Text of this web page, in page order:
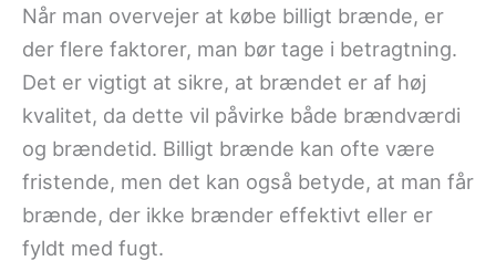
Når man overvejer at købe billigt brænde, er
der flere faktorer, man bør tage i betragtning.
Det er vigtigt at sikre, at brændet er af høj
kvalitet, da dette vil påvirke både brændværdi
og brændetid. Billigt brænde kan ofte være
fristende, men det kan også betyde, at man får
brænde, der ikke brænder effektivt eller er
fyldt med fugt.